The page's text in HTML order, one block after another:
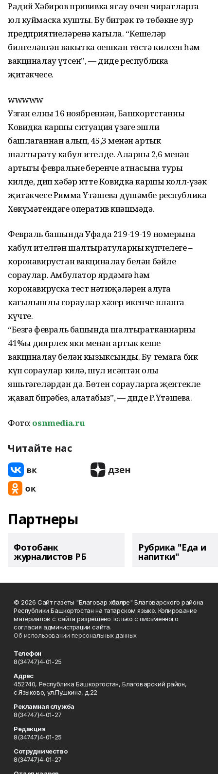
Радий Хәбиров прививка ясау өчен чиратларга
юл куймаска кушты. Бу бигрәк тә төбәкнең зур
предприятиеләренә кагыла. “Кешеләр
билгеләнгән вакытка оешкан төстә килсен һәм
вакциналау үтсен”, — диде республика
җитәкчесе.
wwwww
Узган елның 16 ноябреннән, Башкортстанның
Ковидка каршы ситуация үзәге эшли
башлаганнан алып, 45,3 меңнән артык
шалтырату кабул ителде. Аларның 2,6 меңнән
артыгы февральнең беренче атнасына туры
килде, дип хәбәр итте Ковидка каршы колл-үзәк
җитәкчесе Римма Үтәшева дүшәмбе республика
Хөкүмәтендәге оператив киңәшмәдә.
Февраль башында Уфада 219-19-19 номерына
кабул ителгән шалтыратуларның күпчелеге –
коронавирустан вакциналау белән бәйле
сораулар. Амбулатор ярдәмгә һәм
коронавируска тест нәтиҗәләрен алуга
кагылышлы сораулар хәзер икенче планга
күчте.
“Безгә февраль башында шалтыратканнарның
41%ы диярлек яки меңнән артык кеше
вакциналау белән кызыксынды. Бу темага бик
күп сораулар килә, шул исәптән олы
яшьтәгеләрдән дә. Бөтен сорауларга җентекле
җавап бирәбез, аңлатабыз”, — диде Р.Үтәшева.
Фото: osnmedia.ru
Читайте нас
Партнеры
Фотобанк
журналистов РБ
Рубрика "Еда и
напитки"
© 2026 Сайт газеты "Благовар хәбәрләре" Благоварского района
Республики Башкортостан на татарском языке. Копирование
материалов с сайта разрешено только с письменного
согласия администрации сайта.
Об использовании персональных данных
Телефон
8(34747)4-01-25
Адрес
452740, Республика Башкортостан, Благоварский район,
с.Языково, ул.Пушкина, д.22
Рекламная служба
8(34747)4-01-27
Редакция
8(34747)4-01-25
Сотрудничество
8(34747)4-01-27